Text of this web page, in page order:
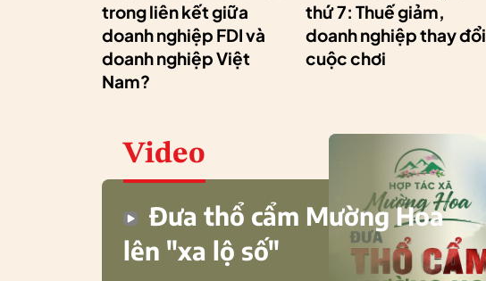
trong liên kết giữa
doanh nghiệp FDI và
doanh nghiệp Việt
Nam?
thứ 7: Thuế giảm,
doanh nghiệp thay đổi
cuộc chơi
Video
Đưa thổ cẩm Mường Hoa
lên "xa lộ số"